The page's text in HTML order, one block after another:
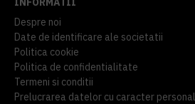
Despre noi
Date de identificare ale societatii
Politica cookie
Politica de confidentialitate
Termeni si conditii
Prelucrarea datelor cu caracter personal